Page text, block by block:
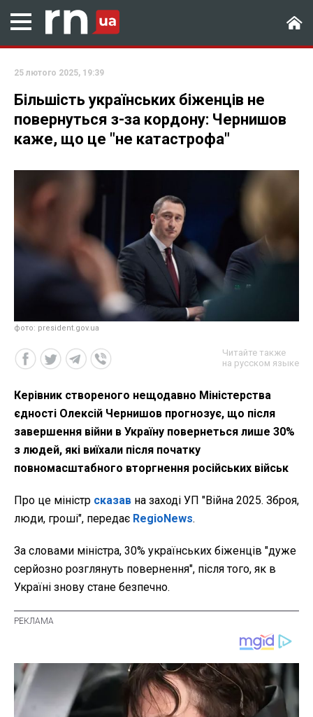
25 лютого 2025, 19:39
Більшість українських біженців не
повернуться з-за кордону: Чернишов
каже, що це "не катастрофа"
фото: president.gov.ua
Читайте также
на русском языке
Керівник створеного нещодавно Міністерства
єдності Олексій Чернишов прогнозує, що після
завершення війни в Україну повернеться лише 30%
з людей, які виїхали після початку
повномасштабного вторгнення російських військ
Про це міністр сказав на заході УП "Війна 2025. Зброя,
люди, гроші", передає RegioNews.
За словами міністра, 30% українських біженців "дуже
серйозно розглянуть повернення", після того, як в
Україні знову стане безпечно.